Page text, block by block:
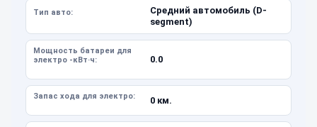
Тип авто:
Средний автомобиль (D-
segment)
Мощность батареи для
электро -кВт·ч:
0.0
Запас хода для электро: 0 км.